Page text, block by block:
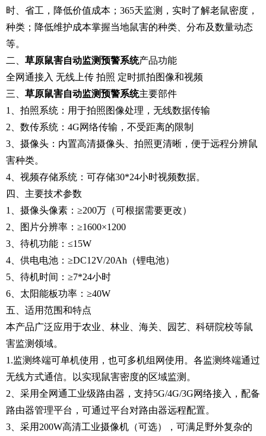
时、省工，降低价值成本；365天监测，实时了解老鼠密度，
种类；降低维护成本掌握当地鼠害的种类、分布及数量动态
等。
二、 草原鼠害自动监测预警系统产品功能
全网通接入 无线上传 拍照 定时抓拍图像和视频
三、 草原鼠害自动监测预警系统主要部件
1、拍照系统：用于拍照图像处理，无线数据传输
2、数传系统：4G网络传输，不受距离的限制
3、摄像头：内置高清摄像头、拍照更清晰，便于远程分辨鼠
害种类。
4、视频存储系统：可存储30*24小时视频数据。
四、主要技术参数
1、摄像头像素：≥200万（可根据需要更改）
2、图片分辨率：≥1600×1200
3、待机功能：≤15W
4、供电电池：≥DC12V/20Ah（锂电池）
5、待机时间：≥7*24小时
6、太阳能板功率：≥40W
五、适用范围和特点
本产品广泛应用于农业、林业、海关、园艺、科研院校等鼠
害监测领域。
1.监测终端可单机使用，也可多机组网使用。各监测终端通过
无线方式通信。以实现鼠害密度的区域监测。
2、采用全网通工业级路由器，支持5G/4G/3G网络接入，配备
路由器管理平台，可通过平台对路由器远程配置。
3、采用200W高清工业摄像机（可选），可满足野外复杂的